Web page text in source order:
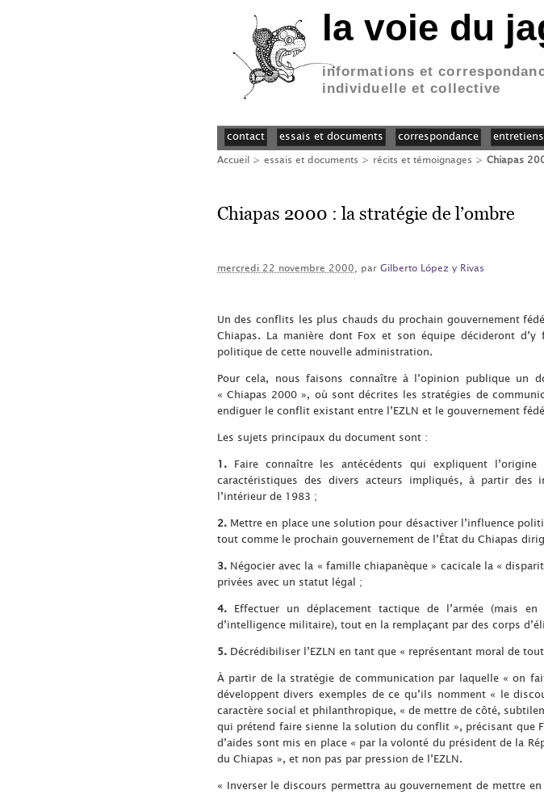
la voie du
informations et
individuelle et collective
contact essais et documents correspondance entretiens
Accueil> essais et documents > récits et témoignages > Chiapas
Chiapas 2000 : la stratégie de l’ombre
mercredi 22 novembre 2000, par Gilberto López y Rivas
Un des conflits les plus chauds du prochain gouvernement
Chiapas. La manière dont Fox et son équipe décideront
politique de cette nouvelle administration.
Pour cela, nous faisons connaître à l’opinion publique un
« Chiapas 2000 », où sont décrites les stratégies de
endiguer le conflit existant entre l’EZLN et le gouvernement
Les sujets principaux du document sont :
1.Faire connaître les antécédents qui expliquent
caractéristiques des divers acteurs impliqués, à partir des
l’intérieur de 1983 ;
2.Mettre en place une solution pour désactiver l’influence
tout comme le prochain gouvernement de l’État du Chiapas
3.Négocier avec la « famille chiapanèque » cacicale la «
privées avec un statut légal ;
4.Effectuer un déplacement tactique de l’armée (mais
d’intelligence militaire), tout en la remplaçant par des corps
5.Décrédibiliser l’EZLN en tant que « représentant moral de
À partir de la stratégie de communication par laquelle « on
développent divers exemples de ce qu’ils nomment « le
caractère social et philanthropique, « de mettre de côté,
qui prétend faire sienne la solution du conflit », précisant que
d’aides sont mis en place « par la volonté du président de la
du Chiapas », et non pas par pression de l’EZLN.
« Inverser le discours permettra au gouvernement de mettre